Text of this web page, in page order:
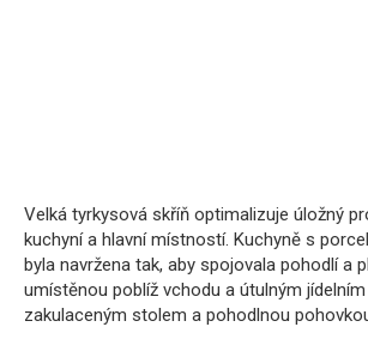
Velká tyrkysová skříň optimalizuje úložný
kuchyní a hlavní místností. Kuchyně s
byla navržena tak, aby spojovala pohodlí a
umístěnou poblíž vchodu a útulným
zakulaceným stolem a pohodlnou